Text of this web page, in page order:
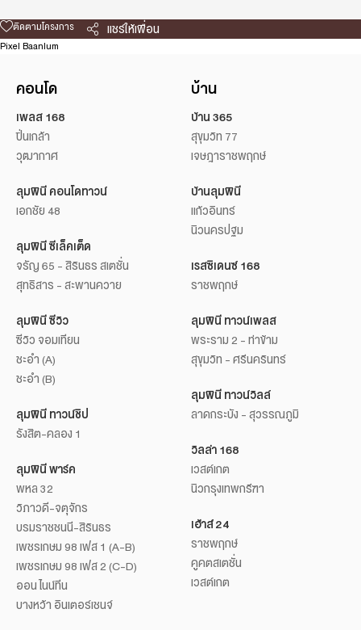
ติดตามโครงการ แชร์ให้เพื่อน
Pixel Baanlum
คอนโด
เพลส 168
ปิ่นเกล้า
วุฒากาศ
ลุมพินี คอนโดทาวน์
เอกชัย 48
ลุมพินี ซีเล็คเต็ด
จรัญ 65 - สิรินธร สเตชั่น
สุทธิสาร - สะพานควาย
ลุมพินี ซีวิว
ซีวิว จอมเทียน
ชะอำ (A)
ชะอำ (B)
ลุมพินี ทาวน์ชิป
รังสิต-คลอง 1
ลุมพินี พาร์ค
พหล 32
วิภาวดี-จตุจักร
บรมราชชนนี-สิรินธร
เพชรเกษม 98 เฟส 1 (A-B)
เพชรเกษม 98 เฟส 2 (C-D)
ออน ไนน์ทีน
บางหว้า อินเตอร์เชนจ์
บ้าน
บ้าน 365
สุขุมวิท 77
เจษฎาราชพฤกษ์
บ้านลุมพินี
แก้วอินทร์
นิวนครปฐม
เรสซิเดนซ์ 168
ราชพฤกษ์
ลุมพินี ทาวน์เพลส
พระราม 2 - ท่าข้าม
สุขุมวิท - ศรีนครินทร์
ลุมพินี ทาวน์วิลล์
ลาดกระบัง - สุวรรณภูมิ
วิลล่า 168
เวสต์เกต
นิวกรุงเทพกรีฑา
เฮ้าส์ 24
ราชพฤกษ์
คูคตสเตชั่น
เวสต์เกต